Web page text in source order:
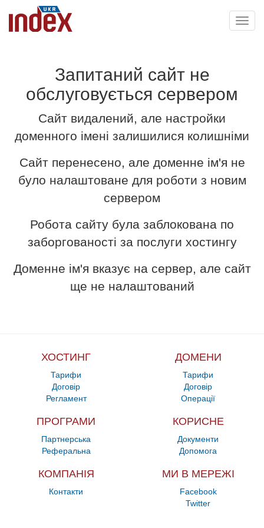
Запитаний сайт не
обслуговується сервером
Сайт видалений, але настройки
доменного імені залишилися колишніми
Сайт перенесено, але доменне ім'я не
було налаштоване для роботи з новим
сервером
Робота сайту була заблокована по
заборгованості за послуги хостингу
Доменне ім'я вказує на сервер, але сайт
ще не налаштований
ХОСТИНГ
Тарифи
Договір
Регламент
ДОМЕНИ
Тарифи
Договір
Операції
ПРОГРАМИ
Партнерська
Реферальна
КОРИСНЕ
Документи
Допомога
КОМПАНІЯ
Контакти
МИ В МЕРЕЖІ
Facebook
Twitter